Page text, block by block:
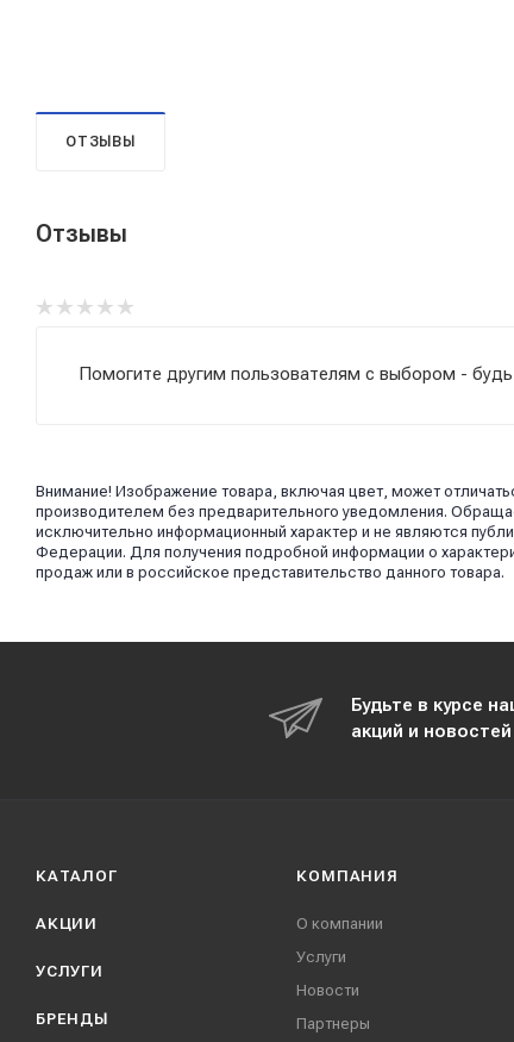
ОТЗЫВЫ
Отзывы
Помогите другим пользователям с выбором -
Внимание! Изображение товара, включая цвет, может
производителем без предварительного уведомления.
исключительно информационный характер и не являются
Федерации. Для получения подробной информации о
продаж или в российское представительство данного товара.
Будьте в курсе
акций и новостей
КАТАЛОГ
АКЦИИ
УСЛУГИ
БРЕНДЫ
КОМПАНИЯ
О компании
Услуги
Новости
Партнеры